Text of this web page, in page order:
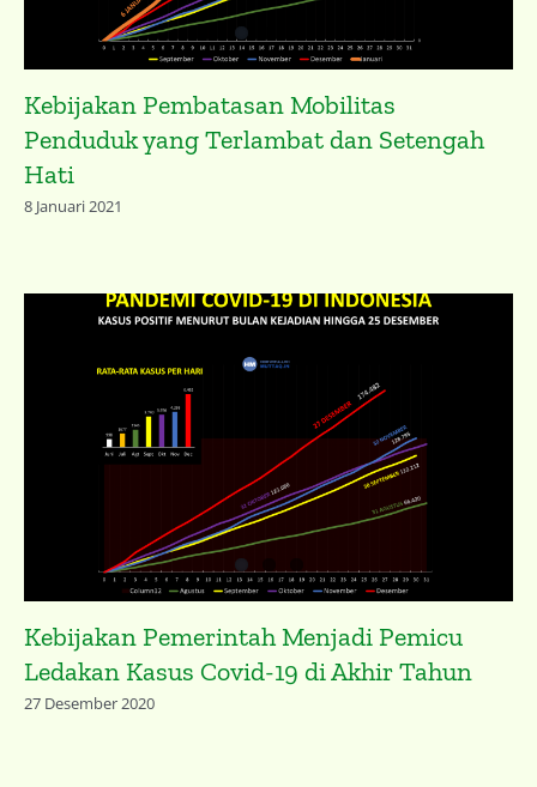
Kebijakan Pembatasan Mobilitas
Penduduk yang Terlambat dan Setengah
Hati
8 Januari 2021
Kebijakan Pemerintah Menjadi Pemicu
Ledakan Kasus Covid-19 di Akhir Tahun
27 Desember 2020